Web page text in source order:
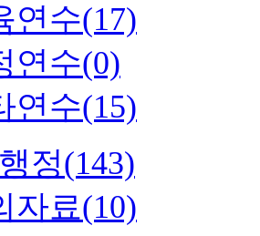
연수(17)
연수(0)
연수(15)
정(143)
자료(10)